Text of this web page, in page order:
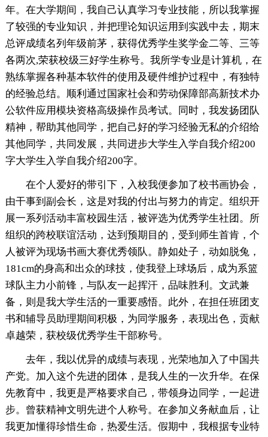
年。在大学期间，我自己认真学习专业技能，所以我掌握
了较强的专业知识，并把理论知识运用到实践中去，期末
总评成绩名列年级前茅，获得优秀学生奖学金二等、三等
各两次,荣获校级三好学生称号。我所学专业是计算机，在
熟练掌握各种基本软件的使用及硬件维护过程中，有独特
的经验总结。顺利通过国家社会和劳动保障部高新技术办
公软件应用模块资格高级操作员考试。同时，我发扬团队
精神，帮助其他同学，把自己好的学习经验无私的介绍给
其他同学，共同发展，共同进步大学生入学自我介绍200
字大学生入学自我介绍200字。
在个人爱好的带引下，入校我便参加了校书画协会，
由干事到副会长，这是对我的付出与努力的肯定。组织开
展一系列活动丰富校园生活，被评选为优秀学生社团。所
组织的跨校联谊活动，达到预期目的，受到师生首肯，个
人被评为现场书画大赛优秀领队。静如处子，动如脱兔，
181cm的身高和出众的球技，使我登上球场后，成为系篮
球队主力小前锋，与队友一起挥汗，品味胜利。文武兼
备，则是我大学生活的一重要感悟。此外，在担任班团支
书和辅导员助理期间积极，为同学服务，表现出色，贡献
卓越荣，获校级优秀学生干部称号。
去年，我以优异的成绩与表现，光荣地加入了中国共
产党。加入这个先进的团体，是我人生的一次升华。在保
先教育中，我更是严格要求自己，带领身边同学，一起进
步。曾获精神文明先进个人称号。在参加义务献血后，让
我更加懂得珍惜生命，热爱生活。假期中，我根据专业特